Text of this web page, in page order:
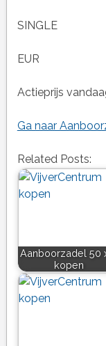
SINGLE
EUR
Actieprijs
Ga naar
Related Posts:
Aanboorzadel 50
kopen